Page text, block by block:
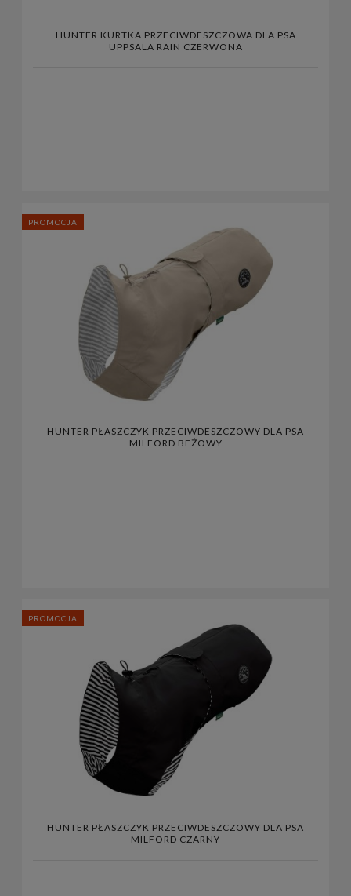
HUNTER KURTKA PRZECIWDESZCZOWA DLA PSA
UPPSALA RAIN CZERWONA
HUNTER PŁASZCZYK PRZECIWDESZCZOWY DLA PSA
MILFORD BEŻOWY
PROMOCJA
HUNTER PŁASZCZYK PRZECIWDESZCZOWY DLA PSA
MILFORD CZARNY
PROMOCJA